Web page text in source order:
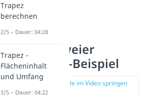
Abstand zweier
Punkte: 2D-Beispiel
zur Stelle im Video springen
Trapez
berechnen
2/5 – Dauer: 04:28
Trapez -
Flächeninhalt
und Umfang
3/5 – Dauer: 04:22